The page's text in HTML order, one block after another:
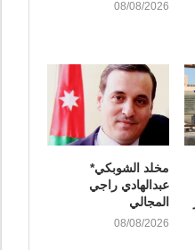
08/08/2026
مخلد الشوبكي*
عبدالهادي راجي
المجالي
08/08/2026